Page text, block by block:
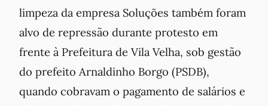
limpeza da empresa Soluções também foram
alvo de repressão durante protesto em
frente à Prefeitura de Vila Velha, sob gestão
do prefeito Arnaldinho Borgo (PSDB),
quando cobravam o pagamento de salários e